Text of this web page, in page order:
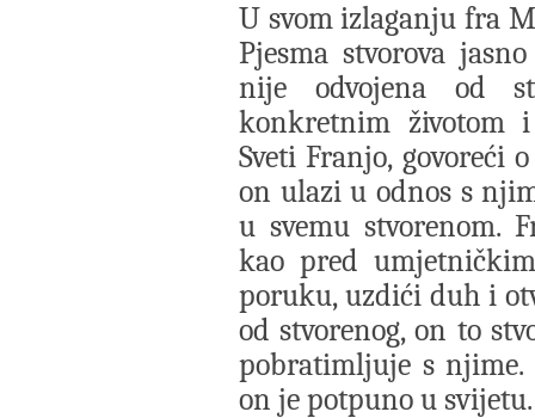
U svom izlaganju fra
Pjesma stvorova
nije odvojena od
konkretnim životom i
Sveti Franjo, govoreći
on ulazi u odnos s
u svemu stvorenom.
kao pred
poruku, uzdići duh i
od stvorenog, on to
pobratimljuje s njime.
on je potpuno u svijetu.